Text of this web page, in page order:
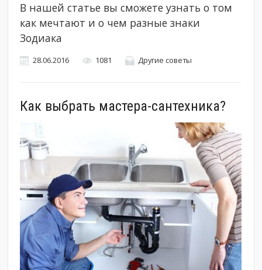
В нашей статье вы сможете узнать о том
как мечтают и о чем разные знаки
Зодиака
28.06.2016 1081 Другие советы
Как выбрать мастера-сантехника?